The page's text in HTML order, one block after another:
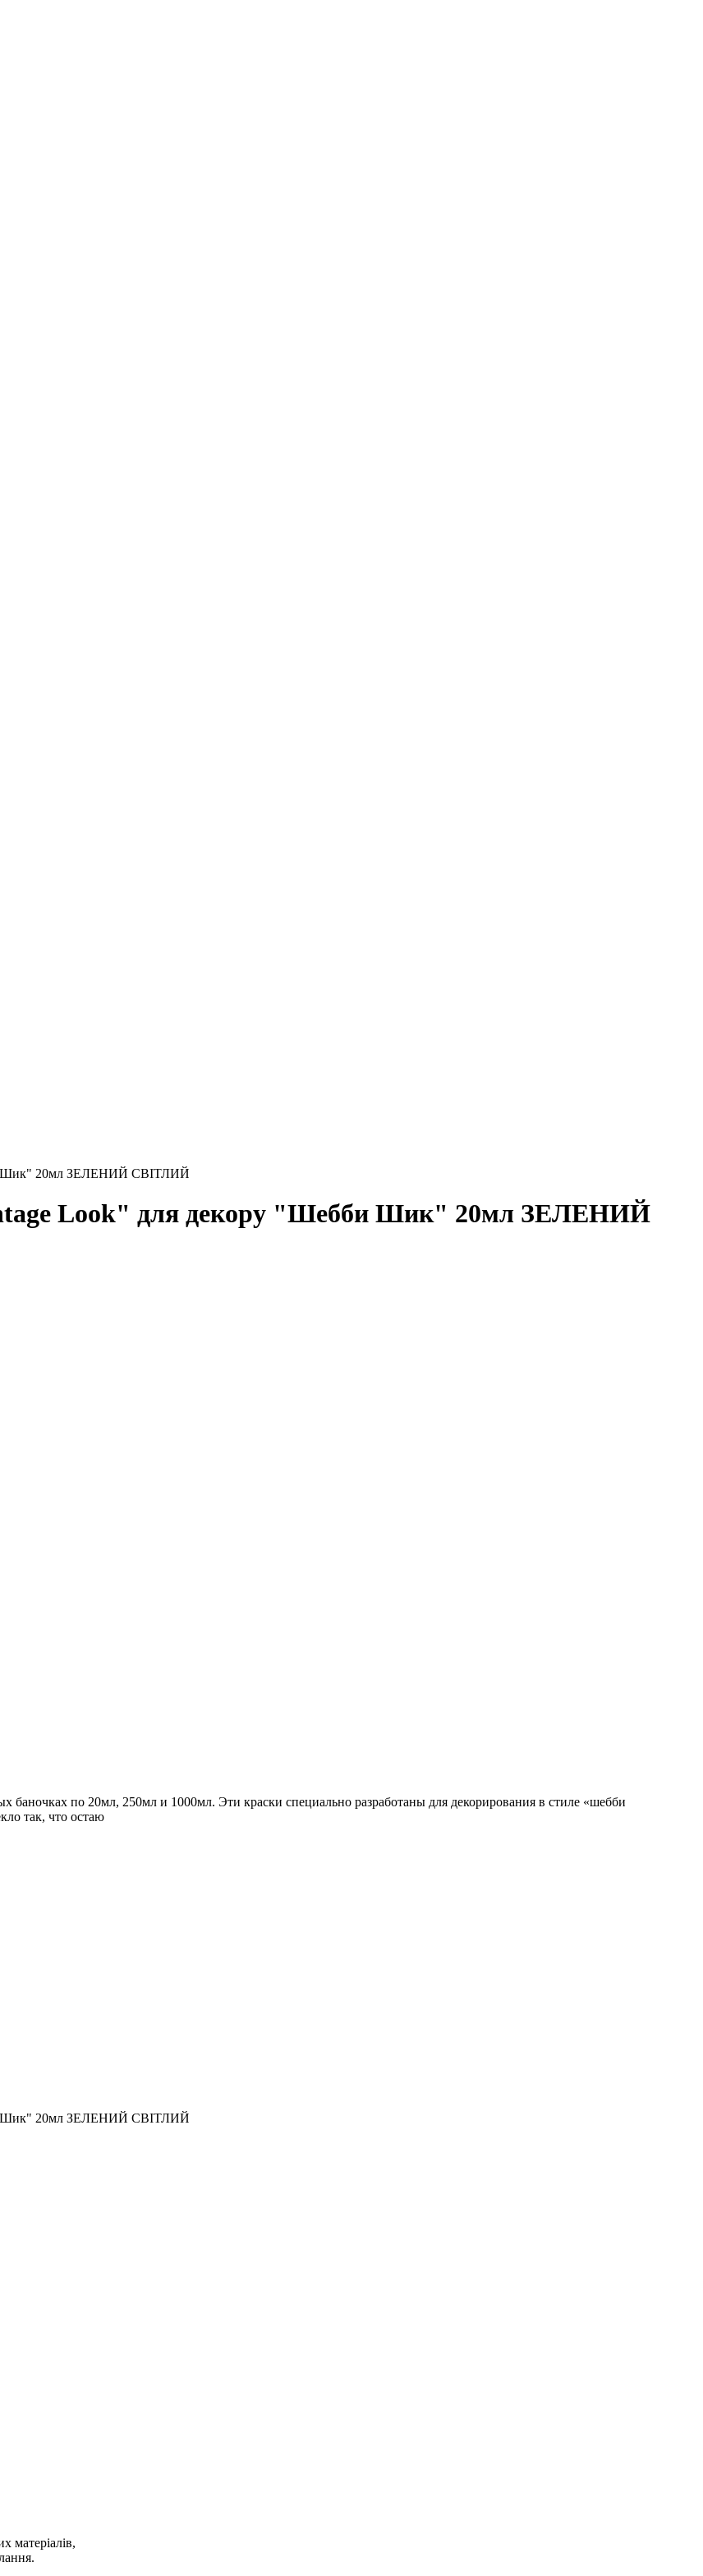
Шик" 20мл ЗЕЛЕНИЙ СВІТЛИЙ
Look" для декору "Шебби Шик" 20мл ЗЕЛЕНИЙ
по 20мл, 250мл и 1000мл. Эти краски специально разработаны для декорирования в стиле «шебби
так, что остаю
Шик" 20мл ЗЕЛЕНИЙ СВІТЛИЙ
матеріалів,